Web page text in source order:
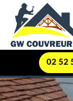
02 52